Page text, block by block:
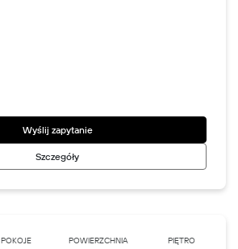
Wyślij zapytanie
Szczegóły
POKOJE POWIERZCHNIA PIĘTRO